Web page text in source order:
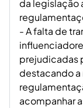
da legislação
- A falta de
prejudicadas
destacando
acompanhar